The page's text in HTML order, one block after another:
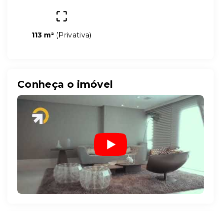
113 m² (Privativa)
Conheça o imóvel